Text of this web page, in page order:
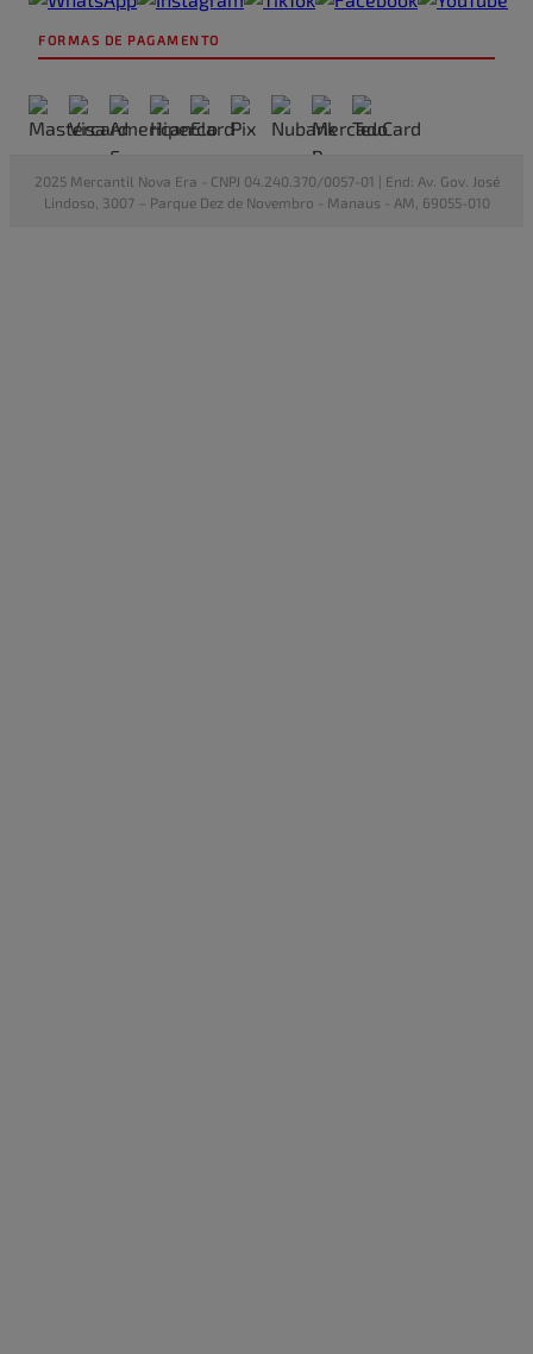
FORMAS DE PAGAMENTO
2025 Mercantil Nova Era - CNPJ 04.240.370/0057-01 | End: Av. Gov. José
Lindoso, 3007 – Parque Dez de Novembro - Manaus - AM, 69055-010